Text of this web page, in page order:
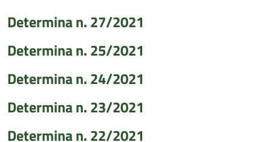
Determina n. 27/2021
Determina n. 25/2021
Determina n. 24/2021
Determina n. 23/2021
Determina n. 22/2021